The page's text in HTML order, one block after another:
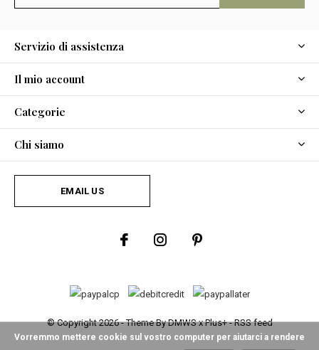
Servizio di assistenza
Il mio account
Categorie
Chi siamo
EMAIL US
© Copyright2026- Theme ByDMWSxPlus+-RSS feed
Vorremmo mettere cookie sul vostro computer per aiutarci a rendere